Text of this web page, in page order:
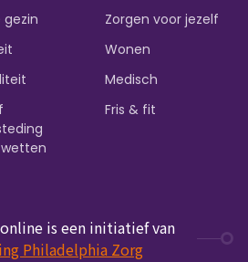
gezin
Zorgen voor jezelf
Wonen
Medisch
Fris & fit
is een initiatief van
Philadelphia Zorg